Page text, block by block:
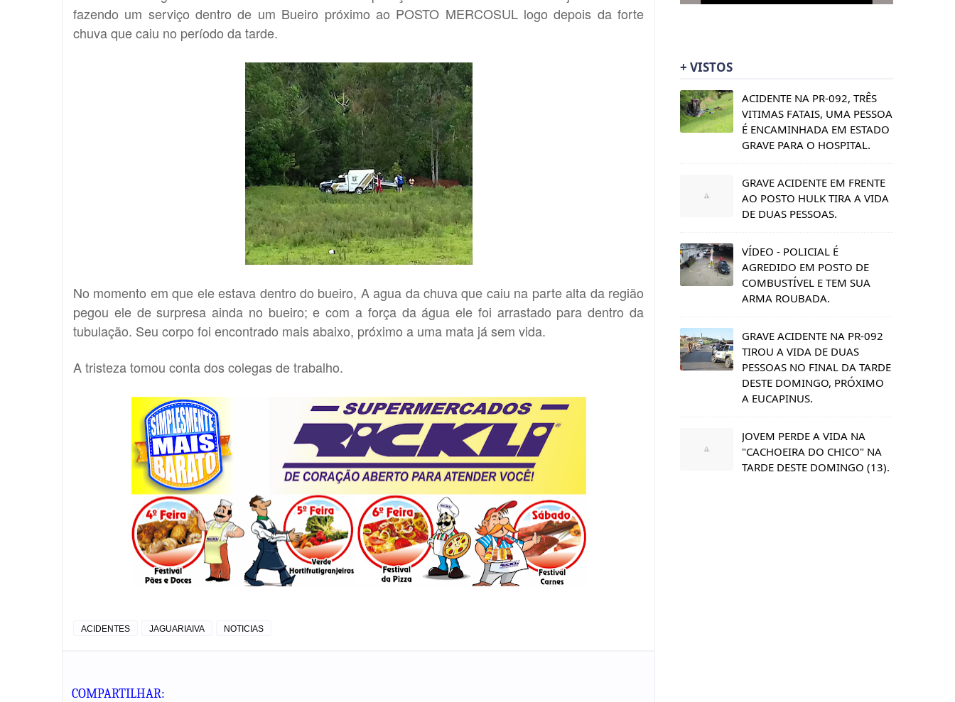
fazendo um serviço dentro de um Bueiro próximo ao POSTO MERCOSUL logo depois da forte
chuva que caiu no período da tarde.
No momento em que ele estava dentro do bueiro, A agua da chuva que caiu na parte alta da região
pegou ele de surpresa ainda no bueiro; e com a força da água ele foi arrastado para dentro da
tubulação. Seu corpo foi encontrado mais abaixo, próximo a uma mata já sem vida.
A tristeza tomou conta dos colegas de trabalho.
ACIDENTES JAGUARIAIVA NOTICIAS
COMPARTILHAR:
+ VISTOS
ACIDENTE NA PR-092, TRÊS
VITIMAS FATAIS, UMA PESSOA
É ENCAMINHADA EM ESTADO
GRAVE PARA O HOSPITAL.
GRAVE ACIDENTE EM FRENTE
AO POSTO HULK TIRA A VIDA
DE DUAS PESSOAS.
VÍDEO - POLICIAL É
AGREDIDO EM POSTO DE
COMBUSTÍVEL E TEM SUA
ARMA ROUBADA.
GRAVE ACIDENTE NA PR-092
TIROU A VIDA DE DUAS
PESSOAS NO FINAL DA TARDE
DESTE DOMINGO, PRÓXIMO
A EUCAPINUS.
JOVEM PERDE A VIDA NA
"CACHOEIRA DO CHICO" NA
TARDE DESTE DOMINGO (13).